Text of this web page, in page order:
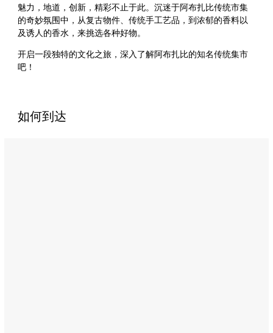
魅力，地道，创新，精彩不止于此。沉迷于阿布扎比传统市集
的奇妙氛围中，从复古物件、传统手工艺品，到浓郁的香料以
及诱人的香水，来挑选各种好物。
开启一段独特的文化之旅，深入了解阿布扎比的知名传统集市
吧！
如何到达